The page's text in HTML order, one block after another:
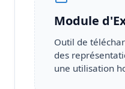
Module
Outil de
des
une utilisation